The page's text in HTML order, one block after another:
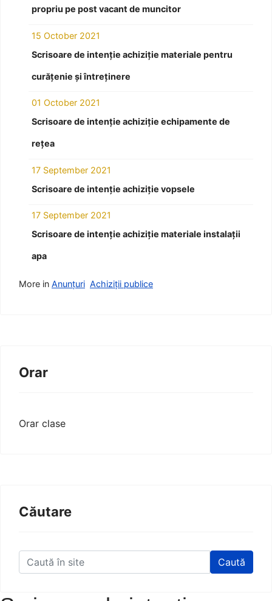
propriu pe post vacant de muncitor
15 October 2021
Scrisoare de intenție achiziție materiale pentru
curățenie și întreținere
01 October 2021
Scrisoare de intenție achiziție echipamente de
rețea
17 September 2021
Scrisoare de intenție achiziție vopsele
17 September 2021
Scrisoare de intenție achiziție materiale instalații
apa
More in Anunțuri Achiziții publice
Orar
Orar clase
Căutare
Caută